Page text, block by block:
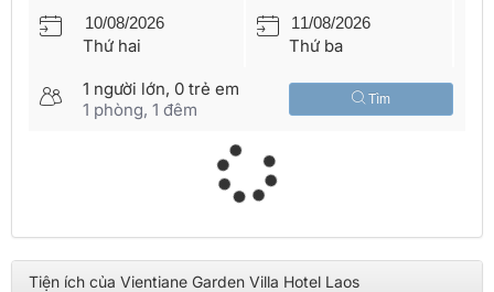
hotline một cách nhanh chóng và hiệu quả nhất.
Thứ hai Thứ ba
1 người lớn, 0 trẻ em
1 phòng, 1 đêm Tìm
Tiện ích của Vientiane Garden Villa Hotel Laos